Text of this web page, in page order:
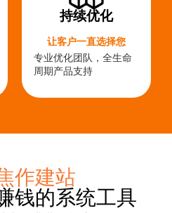
持续优化
让客户一直选择您
专业优化团队，全生命
周期产品支持
作建站
钱的系统工具